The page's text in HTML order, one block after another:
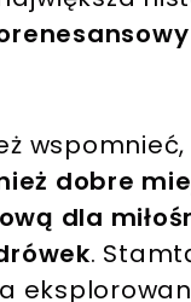
wspomnieć,
dobre
dla
.